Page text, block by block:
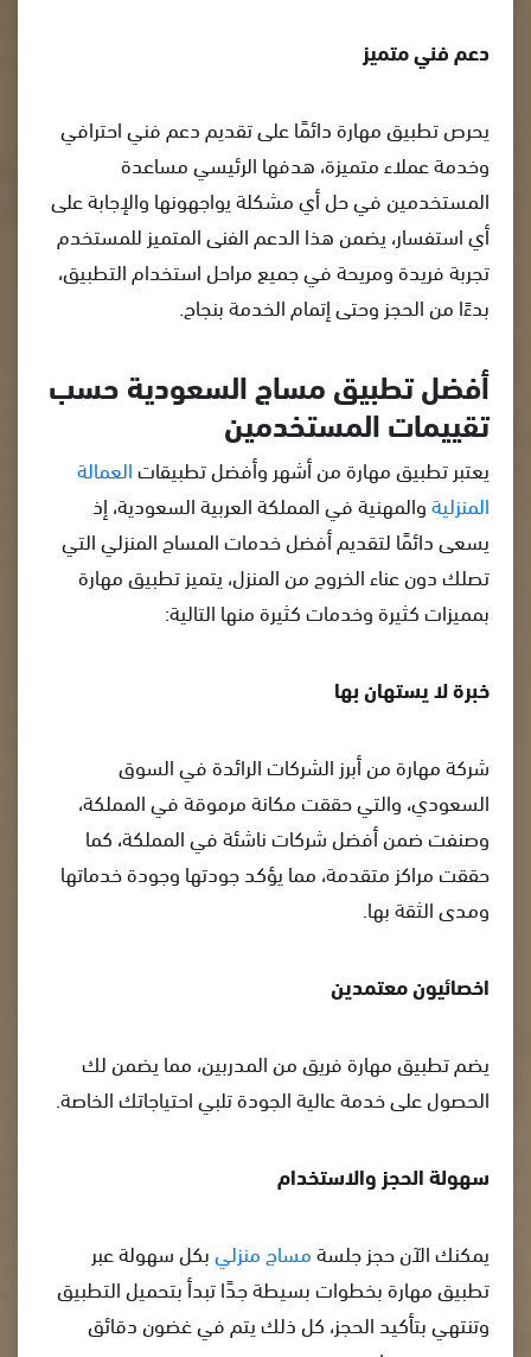
دعم فني متميز
يحرص تطبيق مهارة دائمًا على تقديم دعم فني احترافي
وخدمة عملاء متميزة، هدفها الرئيسي مساعدة
المستخدمين في حل أي مشكلة يواجهونها والإجابة على
أي استفسار، يضمن هذا الدعم الفنى المتميز للمستخدم
تجربة فريدة ومريحة في جميع مراحل استخدام التطبيق،
بدءًا من الحجز وحتى إتمام الخدمة بنجاح.
أفضل تطبيق مساج السعودية حسب
تقييمات المستخدمين
يعتبر تطبيق مهارة من أشهر وأفضل تطبيقاتالعمالة
المنزليةوالمهنية في المملكة العربية السعودية، إذ
يسعى دائمًا لتقديم أفضل خدمات المساج المنزلي التي
تصلك دون عناء الخروج من المنزل، يتميز تطبيق مهارة
بمميزات كثيرة وخدمات كثيرة منها التالية:
خبرة لا يستهان بها
شركة مهارة من أبرز الشركات الرائدة في السوق
السعودي، والتي حققت مكانة مرموقة في المملكة،
وصنفت ضمن أفضل شركات ناشئة في المملكة، كما
حققت مراكز متقدمة، مما يؤكد جودتها وجودة خدماتها
ومدى الثقة بها.
اخصائيون معتمدين
يضم تطبيق مهارة فريق من المدربين، مما يضمن لك
الحصول على خدمة عالية الجودة تلبي احتياجاتك الخاصة.
سهولة الحجز والاستخدام
يمكنك الآن حجز جلسةمساج منزليبكل سهولة عبر
تطبيق مهارة بخطوات بسيطة جدًا تبدأ بتحميل التطبيق
وتنتهي بتأكيد الحجز، كل ذلك يتم في غضون دقائق